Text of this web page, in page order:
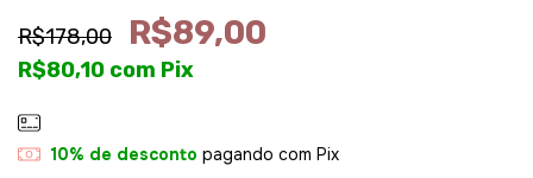
R$178,00 R$89,00
R$80,10 com Pix
10% de desconto pagando com Pix